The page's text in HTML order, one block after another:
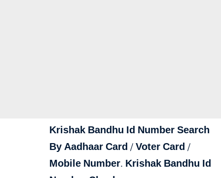
Krishak Bandhu Id Number Search
By Aadhaar Card / Voter Card /
Mobile Number. Krishak Bandhu Id